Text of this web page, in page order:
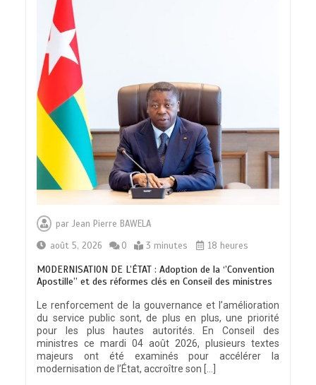
parJean Pierre BAWELA
août 5, 2026
0 3 minutes 18 heures
MODERNISATION DE L’ÉTAT : Adoption de la ‘’Convention
Apostille’’ et des réformes clés en Conseil des ministres
Le renforcement de la gouvernance et l’amélioration
du service public sont, de plus en plus, une priorité
pour les plus hautes autorités. En Conseil des
ministres ce mardi 04 août 2026, plusieurs textes
majeurs ont été examinés pour accélérer la
modernisation de l’État, accroître son […]
CONSEIL DES MINISTRES DU 04 AOUT
(03) décrets et écouté trois (03)
décisions…
0 11 minutes
TOGO : Des milliards pour le
renforcement du développement des
territoires
5 minutes